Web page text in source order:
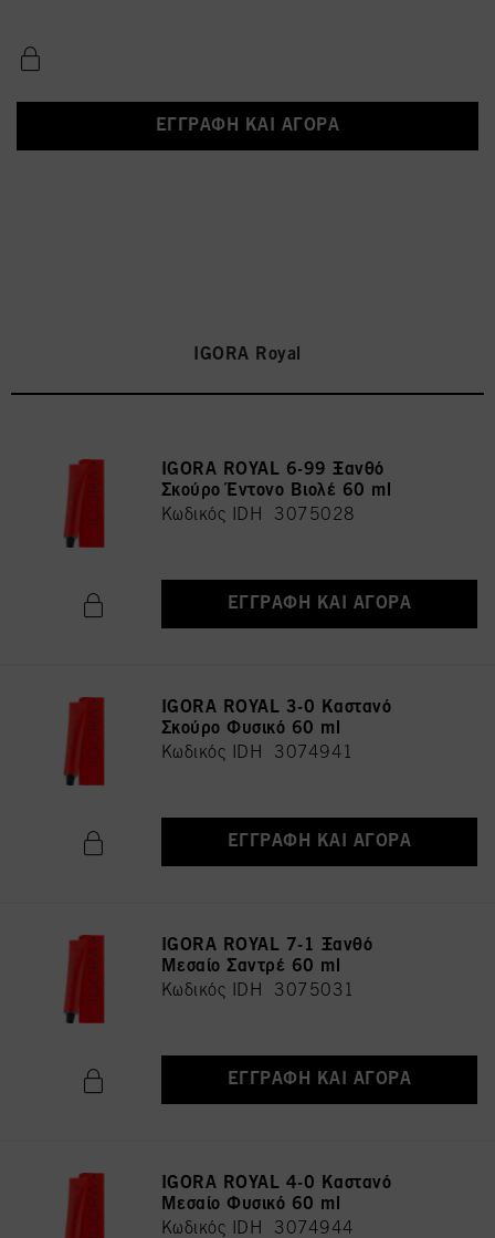
ΕΓΓΡΑΦΉ ΚΑΙ ΑΓΟΡΆ
IGORA Royal
IGORA ROYAL 6-99 Ξανθό
Σκούρο Έντονο Βιολέ 60 ml
Κωδικός IDH 3075028
ΕΓΓΡΑΦΉ ΚΑΙ ΑΓΟΡΆ
IGORA ROYAL 3-0 Καστανό
Σκούρο Φυσικό 60 ml
Κωδικός IDH 3074941
ΕΓΓΡΑΦΉ ΚΑΙ ΑΓΟΡΆ
IGORA ROYAL 7-1 Ξανθό
Μεσαίο Σαντρέ 60 ml
Κωδικός IDH 3075031
ΕΓΓΡΑΦΉ ΚΑΙ ΑΓΟΡΆ
IGORA ROYAL 4-0 Καστανό
Μεσαίο Φυσικό 60 ml
Κωδικός IDH 3074944